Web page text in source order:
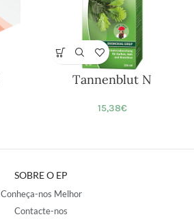
Tannenblut N
15,38€
SOBRE O EP
Conheça-nos Melhor
Contacte-nos